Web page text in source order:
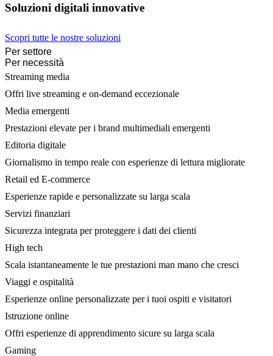
Soluzioni digitali innovative
Scopri tutte le nostre soluzioni
Per settore
Per necessità
Streaming media
Offri live streaming e on-demand eccezionale
Media emergenti
Prestazioni elevate per i brand multimediali emergenti
Editoria digitale
Giornalismo in tempo reale con esperienze di lettura migliorate
Retail ed E-commerce
Esperienze rapide e personalizzate su larga scala
Servizi finanziari
Sicurezza integrata per proteggere i dati dei clienti
High tech
Scala istantaneamente le tue prestazioni man mano che cresci
Viaggi e ospitalità
Esperienze online personalizzate per i tuoi ospiti e visitatori
Istruzione online
Offri esperienze di apprendimento sicure su larga scala
Gaming